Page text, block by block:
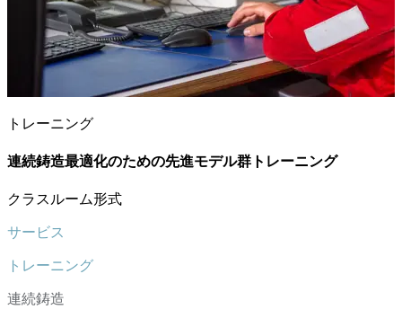
トレーニング
連続鋳造最適化のための先進モデル群トレーニング
クラスルーム形式
サービス
トレーニング
連続鋳造